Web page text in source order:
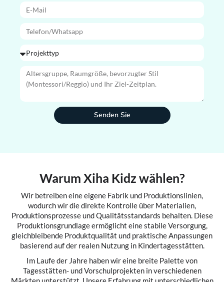
Senden Sie
Warum Xiha Kidz wählen?
Wir betreiben eine eigene Fabrik und Produktionslinien,
wodurch wir die direkte Kontrolle über Materialien,
Produktionsprozesse und Qualitätsstandards behalten. Diese
Produktionsgrundlage ermöglicht eine stabile Versorgung,
gleichbleibende Produktqualität und praktische Anpassungen
basierend auf der realen Nutzung in Kindertagesstätten.
Im Laufe der Jahre haben wir eine breite Palette von
Tagesstätten- und Vorschulprojekten in verschiedenen